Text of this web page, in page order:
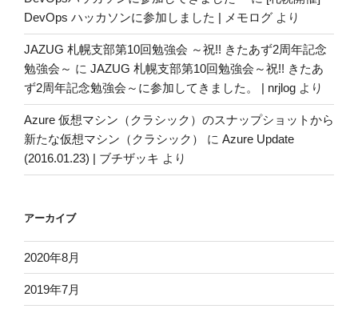
DevOps ハッカソンに参加しました | メモログ より
JAZUG 札幌支部第10回勉強会 ～祝!! きたあず2周年記念
勉強会～ に JAZUG 札幌支部第10回勉強会～祝!! きたあ
ず2周年記念勉強会～に参加してきました。 | nrjlog より
Azure 仮想マシン（クラシック）のスナップショットから
新たな仮想マシン（クラシック）
に Azure Update
(2016.01.23) | ブチザッキ より
アーカイブ
2020年8月
2019年7月